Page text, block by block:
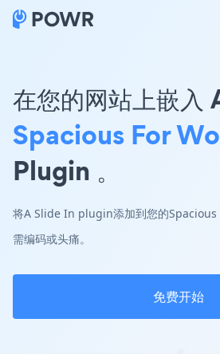
在您的网站上嵌
Spacious For
Plugin 。
将A Slide In plugin添加到您的
需编码或头痛。
免费开始